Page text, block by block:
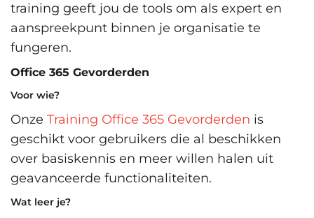
training geeft jou de tools om als expert en
aanspreekpunt binnen je organisatie te
fungeren.
Office 365 Gevorderden
Voor wie?
Onze Training Office 365 Gevorderden is
geschikt voor gebruikers die al beschikken
over basiskennis en meer willen halen uit
geavanceerde functionaliteiten.
Wat leer je?